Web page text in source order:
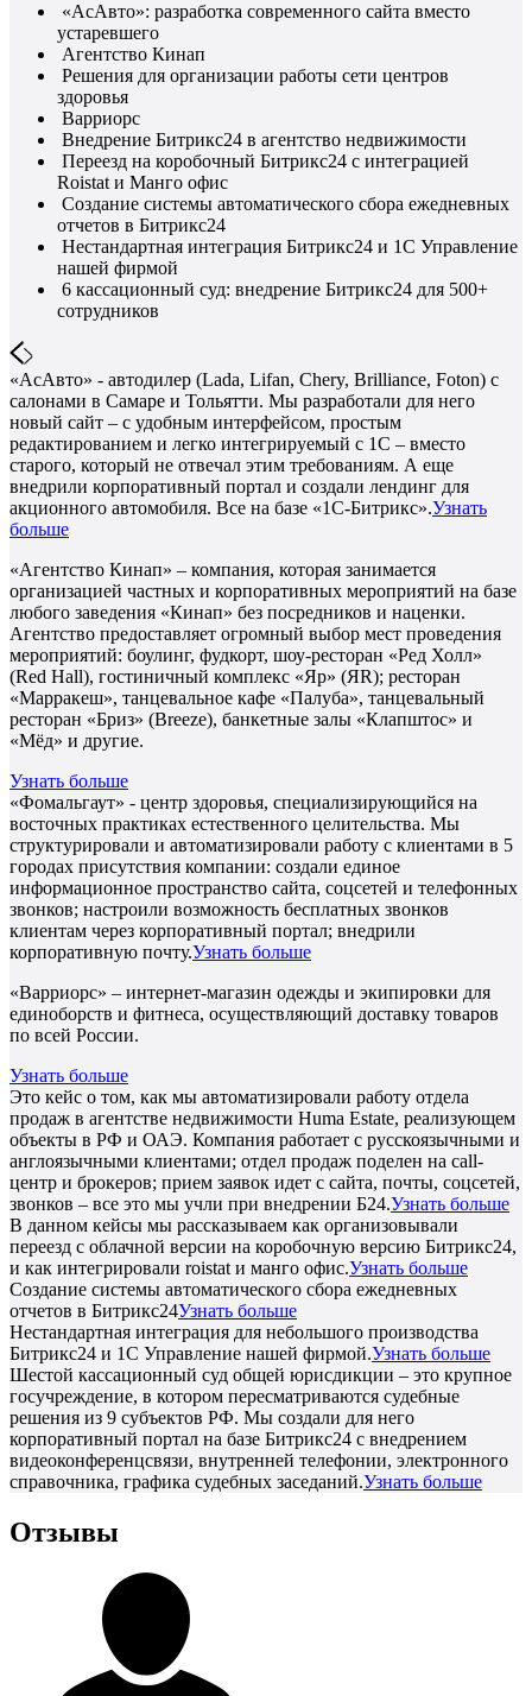
«АсАвто»: разработка современного сайта вместо
устаревшего
Агентство Кинап
Решения для организации работы сети центров
здоровья
Варриорс
Внедрение Битрикс24 в агентство недвижимости
Переезд на коробочный Битрикс24 с интеграцией
Roistat и Манго офис
Создание системы автоматического сбора ежедневных
отчетов в Битрикс24
Нестандартная интеграция Битрикс24 и 1С Управление
нашей фирмой
6 кассационный суд: внедрение Битрикс24 для 500+
сотрудников
«АсАвто» - автодилер (Lada, Lifan, Chery, Brilliance, Foton) с
салонами в Самаре и Тольятти. Мы разработали для него
новый сайт – с удобным интерфейсом, простым
редактированием и легко интегрируемый с 1С – вместо
старого, который не отвечал этим требованиям. А еще
внедрили корпоративный портал и создали лендинг для
акционного автомобиля. Все на базе «1С-Битрикс».Узнать
больше
«Агентство Кинап» – компания, которая занимается
организацией частных и корпоративных мероприятий на базе
любого заведения «Кинап» без посредников и наценки.
Агентство предоставляет огромный выбор мест проведения
мероприятий: боулинг, фудкорт, шоу-ресторан «Ред Холл»
(Red Hall), гостиничный комплекс «Яр» (ЯR); ресторан
«Марракеш», танцевальное кафе «Палуба», танцевальный
ресторан «Бриз» (Breeze), банкетные залы «Клапштос» и
«Мёд» и другие.
Узнать больше
«Фомальгаут» - центр здоровья, специализирующийся на
восточных практиках естественного целительства. Мы
структурировали и автоматизировали работу с клиентами в 5
городах присутствия компании: создали единое
информационное пространство сайта, соцсетей и телефонных
звонков; настроили возможность бесплатных звонков
клиентам через корпоративный портал; внедрили
корпоративную почту.Узнать больше
«Варриорс» – интернет-магазин одежды и экипировки для
единоборств и фитнеса, осуществляющий доставку товаров
по всей России.
Узнать больше
Это кейс о том, как мы автоматизировали работу отдела
продаж в агентстве недвижимости Huma Estate, реализующем
объекты в РФ и ОАЭ. Компания работает с русскоязычными и
англоязычными клиентами; отдел продаж поделен на call-
центр и брокеров; прием заявок идет с сайта, почты, соцсетей,
звонков – все это мы учли при внедрении Б24.Узнать больше
В данном кейсы мы рассказываем как организовывали
переезд с облачной версии на коробочную версию Битрикс24,
и как интегрировали roistat и манго офис.Узнать больше
Создание системы автоматического сбора ежедневных
отчетов в Битрикс24Узнать больше
Нестандартная интеграция для небольшого производства
Битрикс24 и 1С Управление нашей фирмой.Узнать больше
Шестой кассационный суд общей юрисдикции – это крупное
госучреждение, в котором пересматриваются судебные
решения из 9 субъектов РФ. Мы создали для него
корпоративный портал на базе Битрикс24 с внедрением
видеоконференцсвязи, внутренней телефонии, электронного
справочника, графика судебных заседаний.Узнать больше
Отзывы